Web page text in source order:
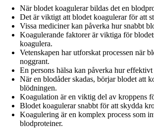
När blodet koagulerar bildas det en
Det är viktigt att blodet koagulerar för att
Vissa mediciner kan påverka hur snabbt
Koagulerande faktorer är viktiga för
koagulera.
Vetenskapen har utforskat processen när
noggrant.
En persons hälsa kan påverka hur
När en blodåder skadas, börjar blodet att
blödningen.
Koagulation är en viktig del av kroppens
Blodet koagulerar snabbt för att skydda
Koagulering är en komplex process som
blodproteiner.